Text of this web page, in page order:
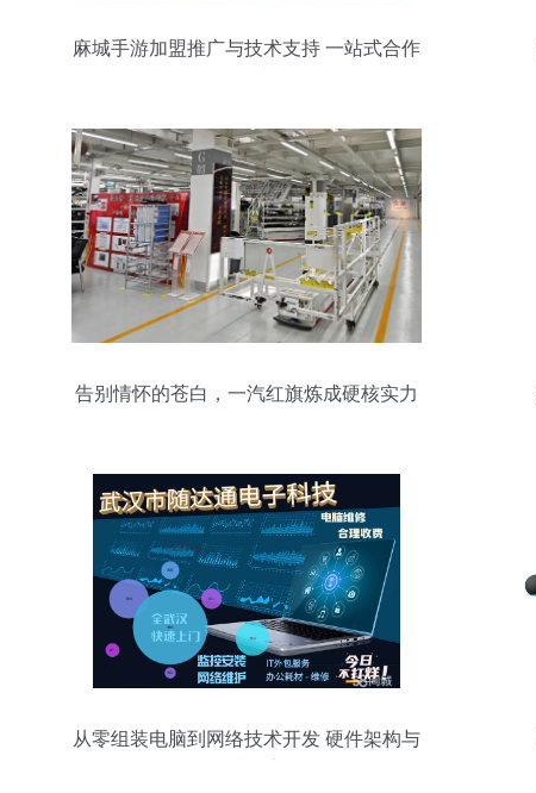
麻城手游加盟推广与技术支持 一站式合作
告别情怀的苍白，一汽红旗炼成硬核实力
从零组装电脑到网络技术开发 硬件架构与